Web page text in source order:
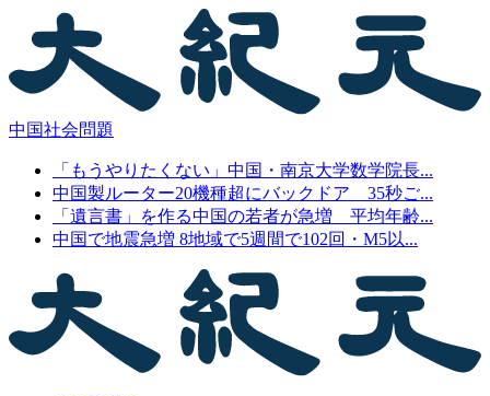
中国社会問題
「もうやりたくない」中国・南京大学数学院長...
中国製ルーター20機種超にバックドア 35秒ご...
「遺言書」を作る中国の若者が急増 平均年齢...
中国で地震急増 8地域で5週間で102回・M5以...